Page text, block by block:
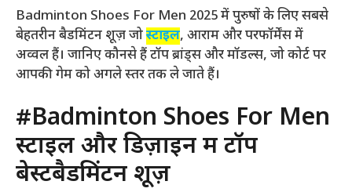
Badminton Shoes For Men 2025 में पुरुषों के लिए सबसे
बेहतरीन बैडमिंटन शूज़ जोस्टाइल, आराम और परफॉर्मेंस में
अव्वल हैं। जानिए कौनसे हैं टॉप ब्रांड्स और मॉडल्स, जो कोर्ट पर
आपकी गेम को अगले स्तर तक ले जाते हैं।
#Badminton Shoes For Men
स्टाइल और डिज़ाइन में टॉप
बेस्टबैडमिंटन शूज़